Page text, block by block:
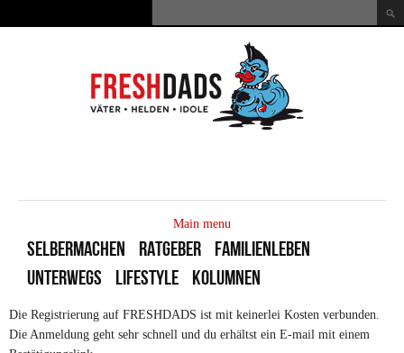
Suchformular
Main menu
SELBERMACHEN RATGEBER
FAMILIENLEBEN
UNTERWEGS
LIFESTYLE KOLUMNEN
Die Registrierung auf FRESHDADS ist mit keinerlei Kosten verbunden.
Die Anmeldung geht sehr schnell und du erhältst ein E-mail mit einem